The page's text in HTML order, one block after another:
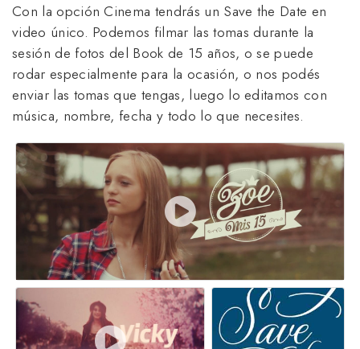
Con la opción Cinema tendrás un Save the Date en
video único. Podemos filmar las tomas durante la
sesión de fotos del Book de 15 años, o se puede
rodar especialmente para la ocasión, o nos podés
enviar las tomas que tengas, luego lo editamos con
música, nombre, fecha y todo lo que necesites.